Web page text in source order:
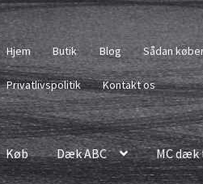
Hjem Butik Blog Sådan
Privatlivspolitik Kontakt os
Køb Dæk ABC MC